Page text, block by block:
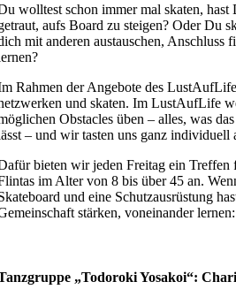
wolltest schon immer mal skaten,
aufs Board zu steigen? Oder Du
mit anderen austauschen, Anschluss
Rahmen der Angebote des
und skaten. Im LustAufLife
Obstacles üben – alles, was
– und wir tasten uns ganz individuell
bieten wir jeden Freitag ein Treffen
im Alter von 8 bis über 45 an.
und eine Schutzausrüstung
stärken, voneinander
„Todoroki Yosakoi“: